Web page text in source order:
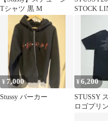
Tシャツ 黒 M
STOCK
¥ 7,000
Stussy パーカー
¥6,200
STUSSY
ロゴプリ